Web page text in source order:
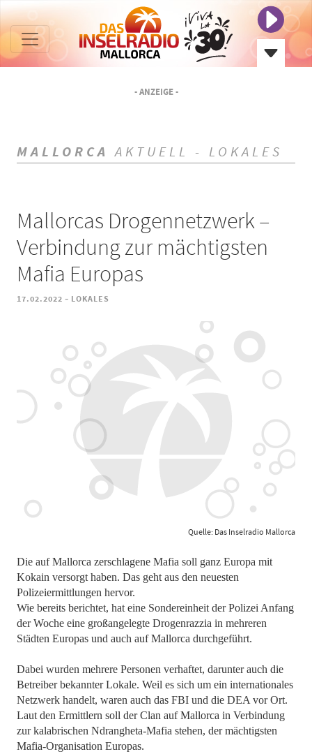
- ANZEIGE -
MALLORCA AKTUELL - LOKALES
Mallorcas Drogennetzwerk –
Verbindung zur mächtigsten
Mafia Europas
17.02.2022 - LOKALES
Quelle: Das Inselradio Mallorca
Die auf Mallorca zerschlagene Mafia soll ganz Europa mit
Kokain versorgt haben. Das geht aus den neuesten
Polizeiermittlungen hervor.
Wie bereits berichtet, hat eine Sondereinheit der Polizei Anfang
der Woche eine großangelegte Drogenrazzia in mehreren
Städten Europas und auch auf Mallorca durchgeführt.
Dabei wurden mehrere Personen verhaftet, darunter auch die
Betreiber bekannter Lokale. Weil es sich um ein internationales
Netzwerk handelt, waren auch das FBI und die DEA vor Ort.
Laut den Ermittlern soll der Clan auf Mallorca in Verbindung
zur kalabrischen Ndrangheta-Mafia stehen, der mächtigsten
Mafia-Organisation Europas.